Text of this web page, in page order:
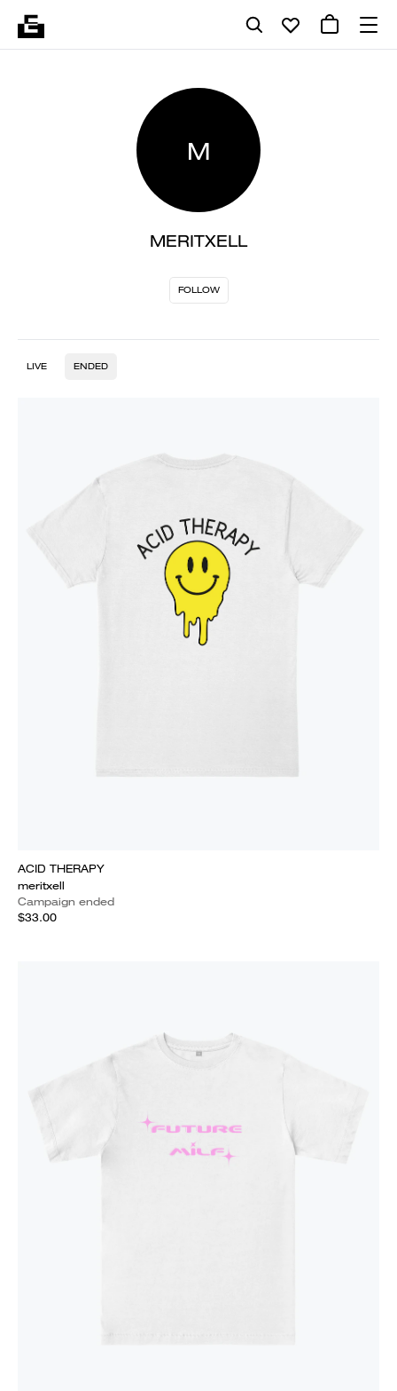
M
MERITXELL
FOLLOW
LIVE ENDED
ACID THERAPY
meritxell
Campaign ended
$33.00